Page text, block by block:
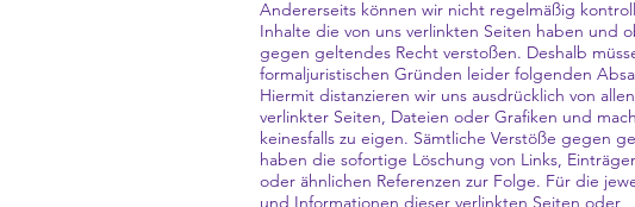
Andererseits können wir nicht regelmäßig
Inhalte die von uns verlinkten Seiten haben und
gegen geltendes Recht verstoßen. Deshalb
formaljuristischen Gründen leider folgenden
Hiermit distanzieren wir uns ausdrücklich von
verlinkter Seiten, Dateien oder Grafiken und
keinesfalls zu eigen. Sämtliche Verstöße gegen
haben die sofortige Löschung von Links,
oder ähnlichen Referenzen zur Folge. Für die
und Informationen dieser verlinkten Seiten oder